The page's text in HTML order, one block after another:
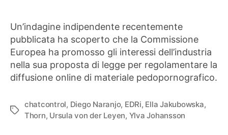
Un’indagine indipendente recentemente
pubblicata ha scoperto che la Commissione
Europea ha promosso gli interessi dell’industria
nella sua proposta di legge per regolamentare la
diffusione online di materiale pedopornografico.
Tag
chatcontrol, Diego Naranjo, EDRi, Ella Jakubowska,
Thorn, Ursula von der Leyen, Ylva Johansson